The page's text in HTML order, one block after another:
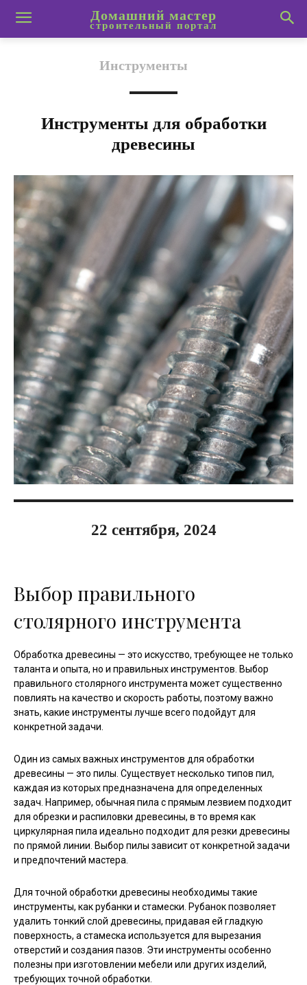
Домашний мастер
строительный портал
Инструменты
Инструменты для обработки
древесины
22 сентября, 2024
Выбор правильного
столярного инструмента
Обработка древесины — это искусство, требующее не только
таланта и опыта, но и правильных инструментов. Выбор
правильного столярного инструмента может существенно
повлиять на качество и скорость работы, поэтому важно
знать, какие инструменты лучше всего подойдут для
конкретной задачи.
Один из самых важных инструментов для обработки
древесины — это пилы. Существует несколько типов пил,
каждая из которых предназначена для определенных
задач. Например, обычная пила с прямым лезвием подходит
для обрезки и распиловки древесины, в то время как
циркулярная пила идеально подходит для резки древесины
по прямой линии. Выбор пилы зависит от конкретной задачи
и предпочтений мастера.
Для точной обработки древесины необходимы такие
инструменты, как рубанки и стамески. Рубанок позволяет
удалить тонкий слой древесины, придавая ей гладкую
поверхность, а стамеска используется для вырезания
отверстий и создания пазов. Эти инструменты особенно
полезны при изготовлении мебели или других изделий,
требующих точной обработки.